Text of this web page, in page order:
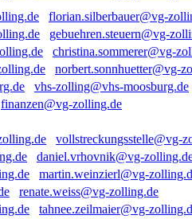
florian.silberbauer@vg-
gebuehren.steuern@vg-
christina.sommerer@vg-
norbert.sonnhuetter@vg-
vhs-zolling@vhs-moosburg.de
finanzen@vg-zolling.de
vollstreckungsstelle@vg-
daniel.vrhovnik@vg-
martin.weinzierl@vg-
renate.weiss@vg-zolling.de
tahnee.zeilmaier@vg-